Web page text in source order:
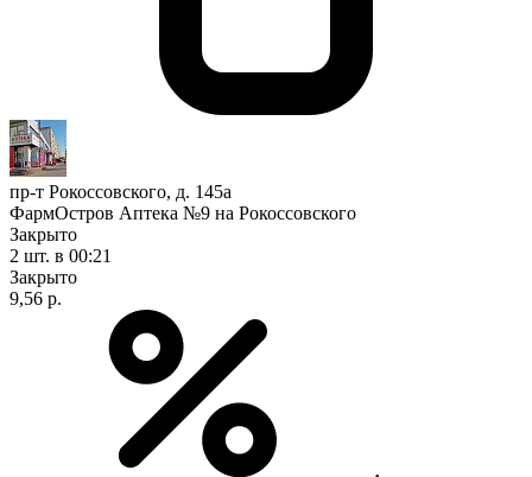
пр-т Рокоссовского, д. 145а
ФармОстров Аптека №9 на Рокоссовского
Закрыто
2 шт. в 00:21
Закрыто
9,56 р.